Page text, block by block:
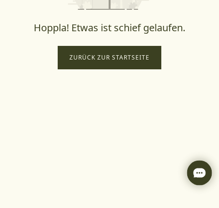
Hoppla! Etwas ist schief gelaufen.
ZURÜCK ZUR STARTSEITE